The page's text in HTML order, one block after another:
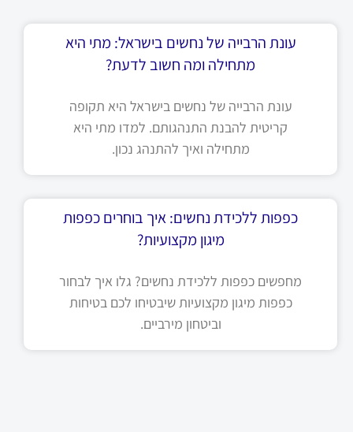
עונת הרבייה של נחשים בישראל: מתי היא
מתחילה ומה חשוב לדעת?
עונת הרבייה של נחשים בישראל היא תקופה
קריטית להבנת התנהגותם. למדו מתי היא
מתחילה ואיך להתנהג נכון.
כפפות ללכידת נחשים: איך בוחרים כפפות
מיגון מקצועיות?
מחפשים כפפות ללכידת נחשים? גלו איך לבחור
כפפות מיגון מקצועיות שיבטיחו לכם בטיחות
וביטחון מירביים.